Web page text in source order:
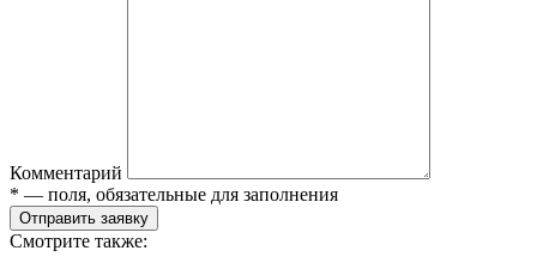
Комментарий
* — поля, обязательные для заполнения
Отправить заявку
Смотрите также: